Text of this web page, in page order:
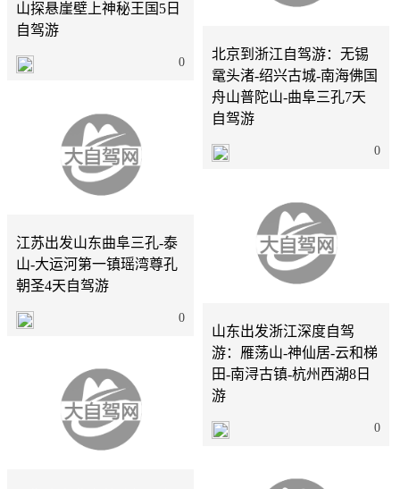
山探悬崖壁上神秘王国5日
自驾游
0
北京到浙江自驾游：无锡
鼋头渚-绍兴古城-南海佛国
舟山普陀山-曲阜三孔7天
自驾游
0
江苏出发山东曲阜三孔-泰
山-大运河第一镇瑶湾尊孔
朝圣4天自驾游
0
山东出发浙江深度自驾
游：雁荡山-神仙居-云和梯
田-南浔古镇-杭州西湖8日
游
0